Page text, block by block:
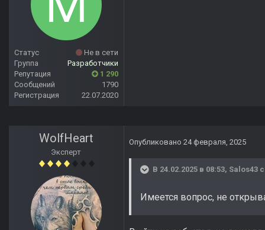
Статус
Не в сети
Группа
Разработчики
Репутация
1 290
Сообщений
1790
Регистрация
22.07.2020
WolfHeart
Эксперт
Опубликовано 24 февраля, 2025
В 24.02.2025 в 08:53, Salos43
Имеется вопрос, не